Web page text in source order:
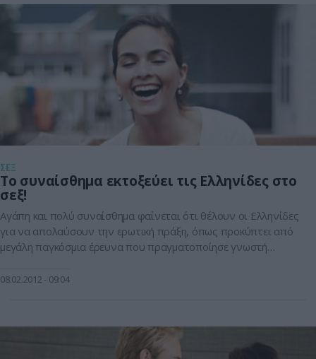
ΣΕΞ
Το συναίσθημα εκτοξεύει τις Ελληνίδες στο
σεξ!
Αγάπη και πολύ συναίσθημα φαίνεται ότι θέλουν οι Ελληνίδες
για να απολαύσουν την ερωτική πράξη, όπως προκύπτει από
μεγάλη παγκόσμια έρευνα που πραγματοποίησε γνωστή
Άγιο Βαλεντίνο, η έρευνα δείχνει ότι το καλύτερο δώρο που
08.02.2012 09:04